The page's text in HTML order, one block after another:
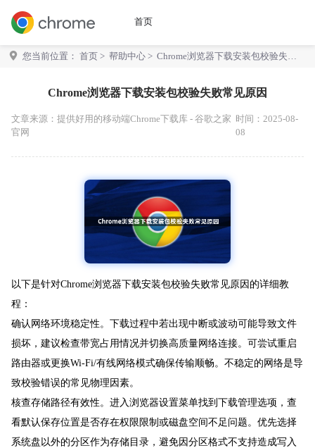
首页
您当前位置： 首页 > 帮助中心 > Chrome浏览器下载安装包校验失败
Chrome浏览器下载安装包校验失败常见原因
文章来源： 提供好用的移动端Chrome下载库 - 谷歌之家
官网
时间：2025-08-
08
以下是针对Chrome浏览器下载安装包校验失败常见原因的详细教
程：
确认网络环境稳定性。下载过程中若出现中断或波动可能导致文件
损坏，建议检查带宽占用情况并切换高质量网络连接。可尝试重启
路由器或更换Wi-Fi/有线网络模式确保传输顺畅。不稳定的网络是导
致校验错误的常见物理因素。
核查存储路径有效性。进入浏览器设置菜单找到下载管理选项，查
看默认保存位置是否存在权限限制或磁盘空间不足问题。优先选择
系统盘以外的分区作为存储目录，避免因分区格式不支持造成写入